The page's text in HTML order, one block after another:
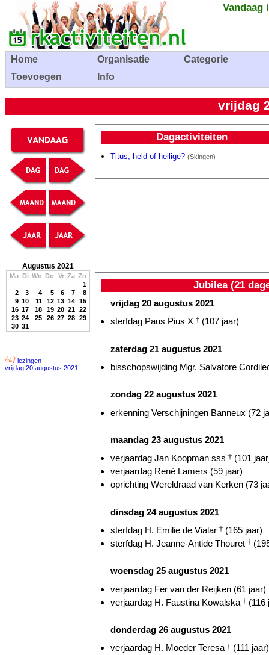
Vandaag
Home Organisatie
Categorie
Toevoegen
Info
vrijdag
Augustus 2021
Ma Di Wo Do Vr Za Zo
1
2
3 4 5 6 7
8
9 10 11 12 13 14 15
16 17 18 19 20 21 22
23 24 25 26 27 28 29
30 31
lezingen
vrijdag 20 augustus 2021
Dagactiviteiten
Titus, held of heilige? (Skingen)
Jubilea (21
vrijdag 20 augustus 2021
sterfdag Paus Pius X † (107 jaar)
zaterdag 21 augustus 2021
bisschopswijding Mgr. Salvatore
zondag 22 augustus 2021
erkenning Verschijningen Banneux (72
maandag 23 augustus 2021
verjaardag Jan Koopman sss † (101
verjaardag René Lamers (59 jaar)
oprichting Wereldraad van Kerken (73
dinsdag 24 augustus 2021
sterfdag H. Emilie de Vialar † (165 jaar)
sterfdag H. Jeanne-Antide Thouret †
woensdag 25 augustus 2021
verjaardag Fer van der Reijken (61 jaar)
verjaardag H. Faustina Kowalska † (116
donderdag 26 augustus 2021
verjaardag H. Moeder Teresa † (111 jaar)